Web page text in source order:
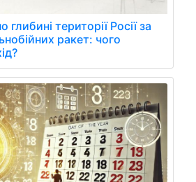
глибині території Росії за
ракет: чого